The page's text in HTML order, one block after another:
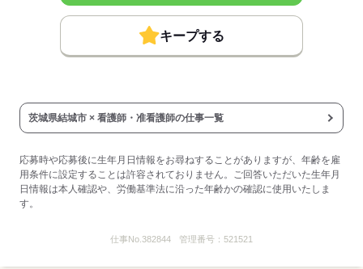
キープする
茨城県結城市 × 看護師・准看護師の仕事一覧
応募時や応募後に生年月日情報をお尋ねすることがありますが、年齢を雇
用条件に設定することは許容されておりません。ご回答いただいた生年月
日情報は本人確認や、労働基準法に沿った年齢かの確認に使用いたしま
す。
仕事No.382844 管理番号： 521521